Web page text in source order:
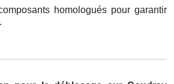
homologués pour garantir